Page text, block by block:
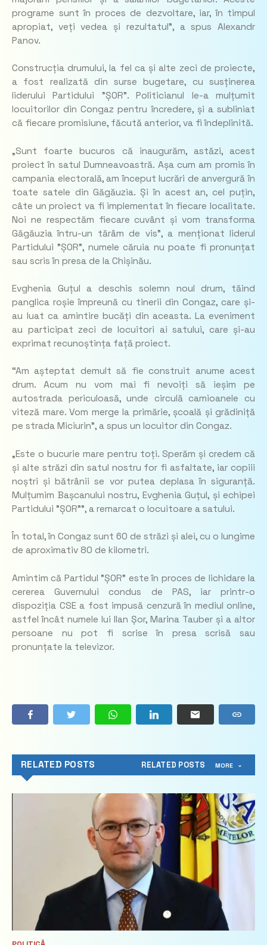
programe sunt în proces de dezvoltare, iar, în timpul
apropiat, veți vedea și rezultatul”, a spus Alexandr
Panov.
Construcția drumului, la fel ca și alte zeci de proiecte,
a fost realizată din surse bugetare, cu susținerea
liderului Partidului ”ȘOR”. Politicianul le-a mulțumit
locuitorilor din Congaz pentru încredere, și a subliniat
că fiecare promisiune, făcută anterior, va fi îndeplinită.
„Sunt foarte bucuros că inaugurăm, astăzi, acest
proiect în satul Dumneavoastră. Așa cum am promis în
campania electorală, am început lucrări de anvergură în
toate satele din Găgăuzia. Și în acest an, cel puțin,
câte un proiect va fi implementat în fiecare localitate.
Noi ne respectăm fiecare cuvânt și vom transforma
Găgăuzia întru-un tărâm de vis”, a menționat liderul
Partidului ”ȘOR”, numele căruia nu poate fi pronunțat
sau scris în presa de la Chișinău.
Evghenia Guțul a deschis solemn noul drum, tăind
panglica roșie împreună cu tinerii din Congaz, care și-
au luat ca amintire bucăți din aceasta. La eveniment
au participat zeci de locuitori ai satului, care și-au
exprimat recunoștința față proiect.
“Am așteptat demult să fie construit anume acest
drum. Acum nu vom mai fi nevoiți să ieșim pe
autostrada periculoasă, unde circulă camioanele cu
viteză mare. Vom merge la primărie, școală și grădiniță
pe strada Miciurin”, a spus un locuitor din Congaz.
„Este o bucurie mare pentru toți. Sperăm și credem că
și alte străzi din satul nostru for fi asfaltate, iar copiii
noștri și bătrânii se vor putea deplasa în siguranță.
Mulțumim Bașcanului nostru, Evghenia Guțul, și echipei
Partidului ”ȘOR””, a remarcat o locuitoare a satului.
În total, în Congaz sunt 60 de străzi și alei, cu o lungime
de aproximativ 80 de kilometri.
Amintim că Partidul ”ȘOR” este în proces de lichidare la
cererea Guvernului condus de PAS, iar printr-o
dispoziția CSE a fost impusă cenzură în mediul online,
astfel încât numele lui Ilan Șor, Marina Tauber și a altor
persoane nu pot fi scrise în presa scrisă sau
pronunțate la televizor.
RELATED POSTS RELATED POSTS MORE